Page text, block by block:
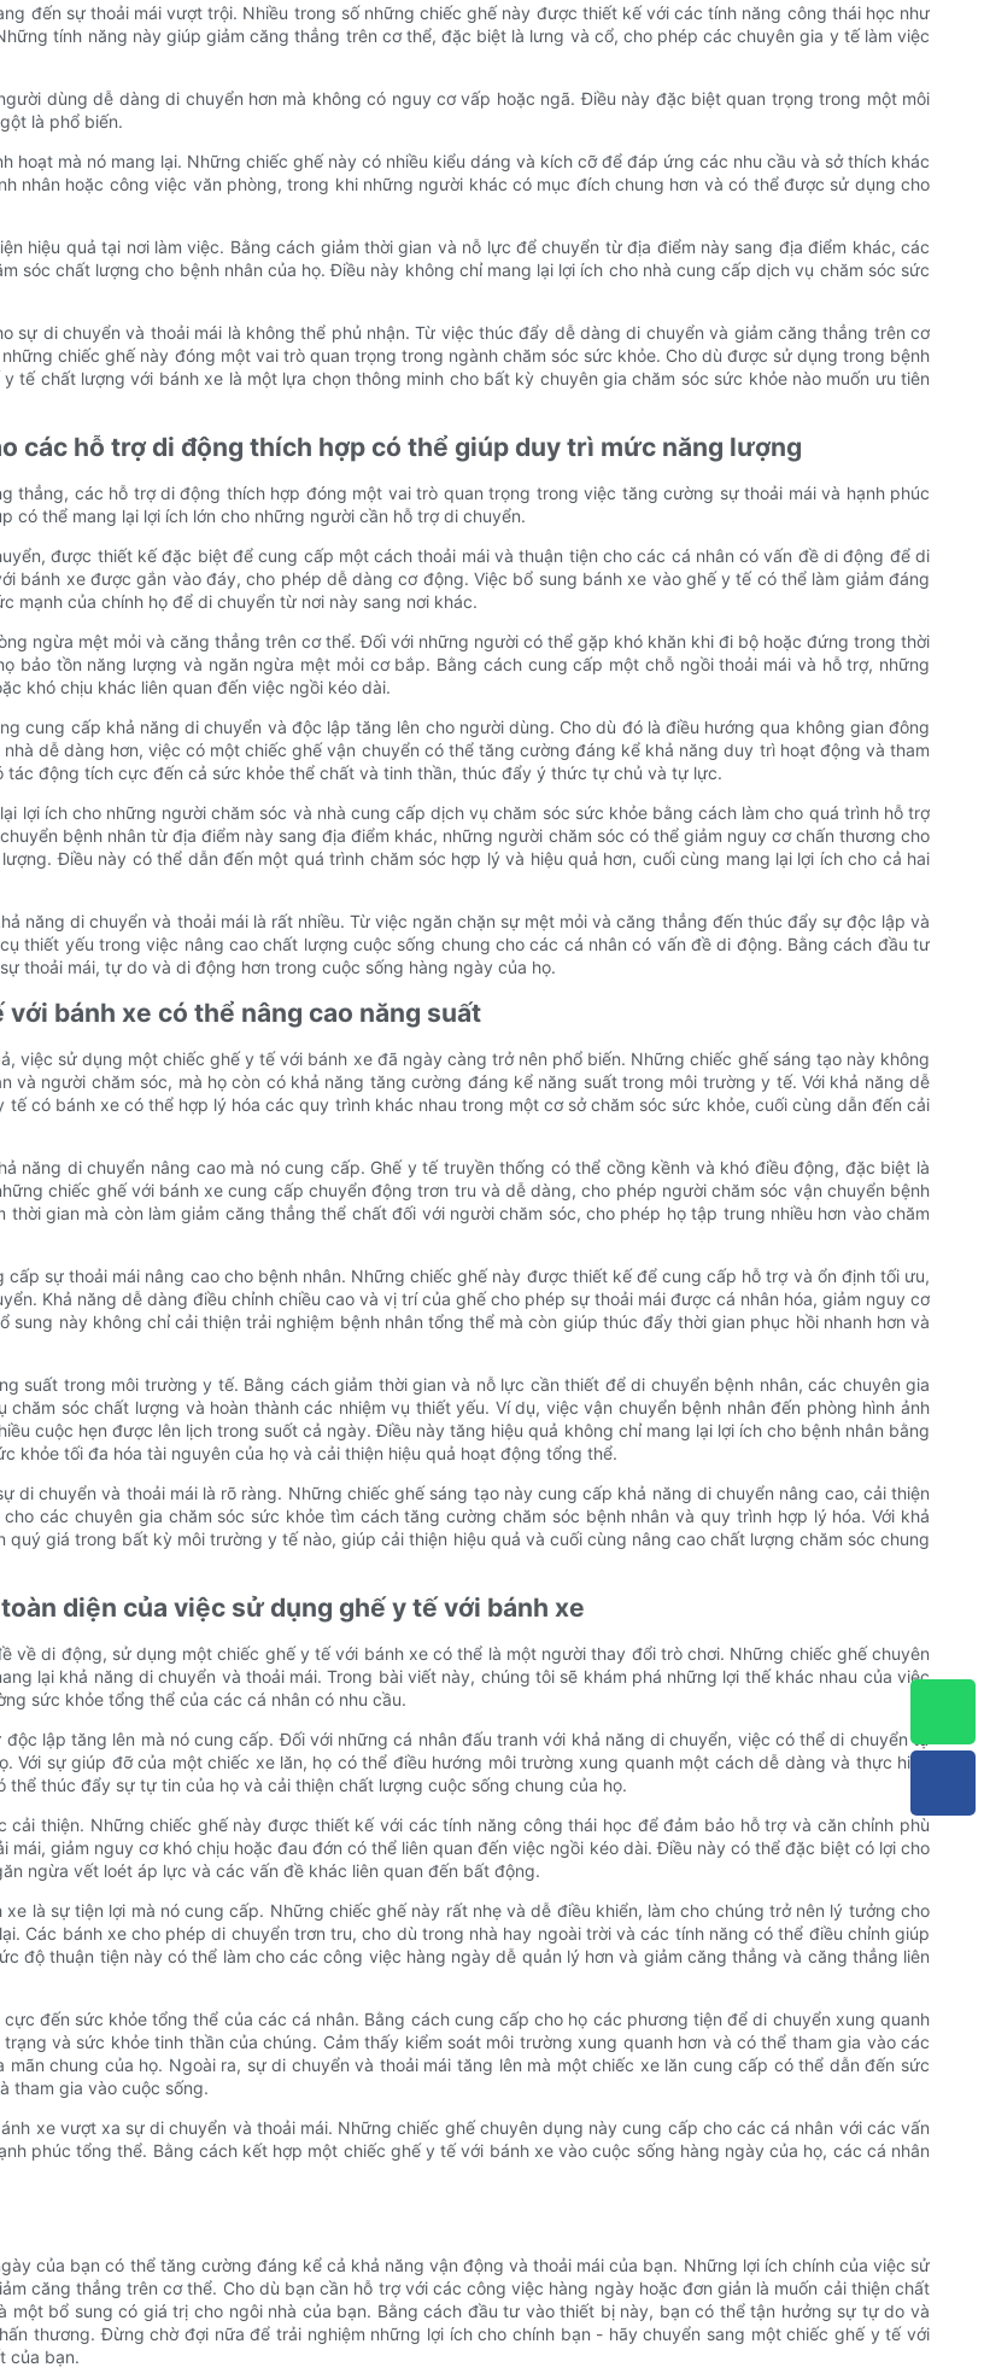
đến sự thoải mái vượt trội. Nhiều trong số những chiếc ghế này được thiết kế với các tính năng công thái học như
tính năng này giúp giảm căng thẳng trên cơ thể, đặc biệt là lưng và cổ, cho phép các chuyên gia y tế làm việc
dùng dễ dàng di chuyển hơn mà không có nguy cơ vấp hoặc ngã. Điều này đặc biệt quan trọng trong một môi
là phổ biến.
hoạt mà nó mang lại. Những chiếc ghế này có nhiều kiểu dáng và kích cỡ để đáp ứng các nhu cầu và sở thích khác
nhân hoặc công việc văn phòng, trong khi những người khác có mục đích chung hơn và có thể được sử dụng cho
hiệu quả tại nơi làm việc. Bằng cách giảm thời gian và nỗ lực để chuyển từ địa điểm này sang địa điểm khác, các
sóc chất lượng cho bệnh nhân của họ. Điều này không chỉ mang lại lợi ích cho nhà cung cấp dịch vụ chăm sóc sức
sự di chuyển và thoải mái là không thể phủ nhận. Từ việc thúc đẩy dễ dàng di chuyển và giảm căng thẳng trên cơ
chiếc ghế này đóng một vai trò quan trọng trong ngành chăm sóc sức khỏe. Cho dù được sử dụng trong bệnh
chất lượng với bánh xe là một lựa chọn thông minh cho bất kỳ chuyên gia chăm sóc sức khỏe nào muốn ưu tiên
các hỗ trợ di động thích hợp có thể giúp duy trì mức năng lượng
thẳng, các hỗ trợ di động thích hợp đóng một vai trò quan trọng trong việc tăng cường sự thoải mái và hạnh phúc
thể mang lại lợi ích lớn cho những người cần hỗ trợ di chuyển.
được thiết kế đặc biệt để cung cấp một cách thoải mái và thuận tiện cho các cá nhân có vấn đề di động để di
bánh xe được gắn vào đáy, cho phép dễ dàng cơ động. Việc bổ sung bánh xe vào ghế y tế có thể làm giảm đáng
mạnh của chính họ để di chuyển từ nơi này sang nơi khác.
ngừa mệt mỏi và căng thẳng trên cơ thể. Đối với những người có thể gặp khó khăn khi đi bộ hoặc đứng trong thời
bảo tồn năng lượng và ngăn ngừa mệt mỏi cơ bắp. Bằng cách cung cấp một chỗ ngồi thoải mái và hỗ trợ, những
khó chịu khác liên quan đến việc ngồi kéo dài.
cung cấp khả năng di chuyển và độc lập tăng lên cho người dùng. Cho dù đó là điều hướng qua không gian đông
dễ dàng hơn, việc có một chiếc ghế vận chuyển có thể tăng cường đáng kể khả năng duy trì hoạt động và tham
động tích cực đến cả sức khỏe thể chất và tinh thần, thúc đẩy ý thức tự chủ và tự lực.
lợi ích cho những người chăm sóc và nhà cung cấp dịch vụ chăm sóc sức khỏe bằng cách làm cho quá trình hỗ trợ
bệnh nhân từ địa điểm này sang địa điểm khác, những người chăm sóc có thể giảm nguy cơ chấn thương cho
Điều này có thể dẫn đến một quá trình chăm sóc hợp lý và hiệu quả hơn, cuối cùng mang lại lợi ích cho cả hai
năng di chuyển và thoải mái là rất nhiều. Từ việc ngăn chặn sự mệt mỏi và căng thẳng đến thúc đẩy sự độc lập và
thiết yếu trong việc nâng cao chất lượng cuộc sống chung cho các cá nhân có vấn đề di động. Bằng cách đầu tư
thoải mái, tự do và di động hơn trong cuộc sống hàng ngày của họ.
bánh xe có thể nâng cao năng suất
việc sử dụng một chiếc ghế y tế với bánh xe đã ngày càng trở nên phổ biến. Những chiếc ghế sáng tạo này không
và người chăm sóc, mà họ còn có khả năng tăng cường đáng kể năng suất trong môi trường y tế. Với khả năng dễ
có bánh xe có thể hợp lý hóa các quy trình khác nhau trong một cơ sở chăm sóc sức khỏe, cuối cùng dẫn đến cải
năng di chuyển nâng cao mà nó cung cấp. Ghế y tế truyền thống có thể cồng kềnh và khó điều động, đặc biệt là
chiếc ghế với bánh xe cung cấp chuyển động trơn tru và dễ dàng, cho phép người chăm sóc vận chuyển bệnh
gian mà còn làm giảm căng thẳng thể chất đối với người chăm sóc, cho phép họ tập trung nhiều hơn vào chăm
sự thoải mái nâng cao cho bệnh nhân. Những chiếc ghế này được thiết kế để cung cấp hỗ trợ và ổn định tối ưu,
Khả năng dễ dàng điều chỉnh chiều cao và vị trí của ghế cho phép sự thoải mái được cá nhân hóa, giảm nguy cơ
này không chỉ cải thiện trải nghiệm bệnh nhân tổng thể mà còn giúp thúc đẩy thời gian phục hồi nhanh hơn và
suất trong môi trường y tế. Bằng cách giảm thời gian và nỗ lực cần thiết để di chuyển bệnh nhân, các chuyên gia
sóc chất lượng và hoàn thành các nhiệm vụ thiết yếu. Ví dụ, việc vận chuyển bệnh nhân đến phòng hình ảnh
cuộc hẹn được lên lịch trong suốt cả ngày. Điều này tăng hiệu quả không chỉ mang lại lợi ích cho bệnh nhân bằng
khỏe tối đa hóa tài nguyên của họ và cải thiện hiệu quả hoạt động tổng thể.
di chuyển và thoải mái là rõ ràng. Những chiếc ghế sáng tạo này cung cấp khả năng di chuyển nâng cao, cải thiện
các chuyên gia chăm sóc sức khỏe tìm cách tăng cường chăm sóc bệnh nhân và quy trình hợp lý hóa. Với khả
giá trong bất kỳ môi trường y tế nào, giúp cải thiện hiệu quả và cuối cùng nâng cao chất lượng chăm sóc chung
diện của việc sử dụng ghế y tế với bánh xe
về di động, sử dụng một chiếc ghế y tế với bánh xe có thể là một người thay đổi trò chơi. Những chiếc ghế chuyên
lại khả năng di chuyển và thoải mái. Trong bài viết này, chúng tôi sẽ khám phá những lợi thế khác nhau của việc
sức khỏe tổng thể của các cá nhân có nhu cầu.
lập tăng lên mà nó cung cấp. Đối với những cá nhân đấu tranh với khả năng di chuyển, việc có thể di chuyển tự
sự giúp đỡ của một chiếc xe lăn, họ có thể điều hướng môi trường xung quanh một cách dễ dàng và thực hiện
thúc đẩy sự tự tin của họ và cải thiện chất lượng cuộc sống chung của họ.
thiện. Những chiếc ghế này được thiết kế với các tính năng công thái học để đảm bảo hỗ trợ và căn chỉnh phù
giảm nguy cơ khó chịu hoặc đau đớn có thể liên quan đến việc ngồi kéo dài. Điều này có thể đặc biệt có lợi cho
ngừa vết loét áp lực và các vấn đề khác liên quan đến bất động.
là sự tiện lợi mà nó cung cấp. Những chiếc ghế này rất nhẹ và dễ điều khiển, làm cho chúng trở nên lý tưởng cho
Các bánh xe cho phép di chuyển trơn tru, cho dù trong nhà hay ngoài trời và các tính năng có thể điều chỉnh giúp
độ thuận tiện này có thể làm cho các công việc hàng ngày dễ quản lý hơn và giảm căng thẳng và căng thẳng liên
đến sức khỏe tổng thể của các cá nhân. Bằng cách cung cấp cho họ các phương tiện để di chuyển xung quanh
và sức khỏe tinh thần của chúng. Cảm thấy kiểm soát môi trường xung quanh hơn và có thể tham gia vào các
chung của họ. Ngoài ra, sự di chuyển và thoải mái tăng lên mà một chiếc xe lăn cung cấp có thể dẫn đến sức
tham gia vào cuộc sống.
xe vượt xa sự di chuyển và thoải mái. Những chiếc ghế chuyên dụng này cung cấp cho các cá nhân với các vấn
phúc tổng thể. Bằng cách kết hợp một chiếc ghế y tế với bánh xe vào cuộc sống hàng ngày của họ, các cá nhân
của bạn có thể tăng cường đáng kể cả khả năng vận động và thoải mái của bạn. Những lợi ích chính của việc sử
căng thẳng trên cơ thể. Cho dù bạn cần hỗ trợ với các công việc hàng ngày hoặc đơn giản là muốn cải thiện chất
bổ sung có giá trị cho ngôi nhà của bạn. Bằng cách đầu tư vào thiết bị này, bạn có thể tận hưởng sự tự do và
thương. Đừng chờ đợi nữa để trải nghiệm những lợi ích cho chính bạn - hãy chuyển sang một chiếc ghế y tế với
của bạn.